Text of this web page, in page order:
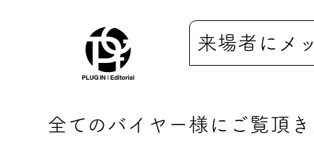
来場者にメ
全てのバイヤー様にご覧頂き